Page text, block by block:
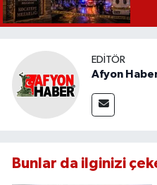
EDITÖR
Afyon
Bunlar da ilginizi